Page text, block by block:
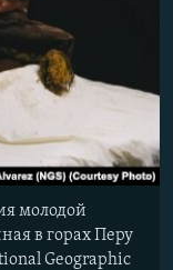
молодой
в горах Перу
Geographic